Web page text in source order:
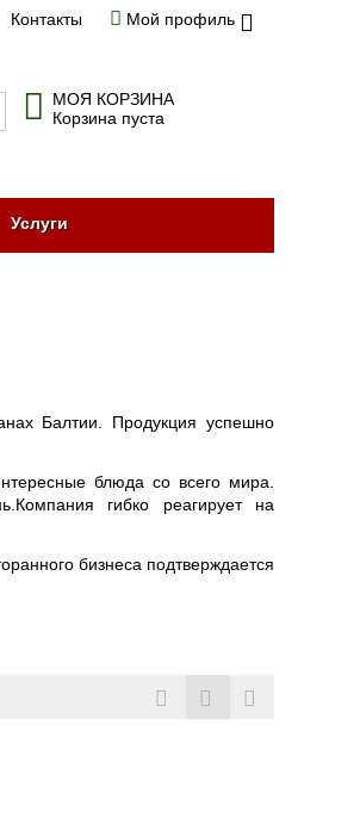
Контакты Мой профиль
МОЯ КОРЗИНА
Корзина пуста
Услуги
Балтии. Продукция успешно
блюда со всего мира.
гибко реагирует на
бизнеса подтверждается